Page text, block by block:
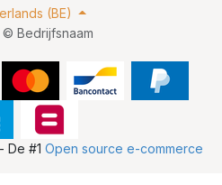
Bedrijfsnaam
(BE)
- De #1Open source e-commerce